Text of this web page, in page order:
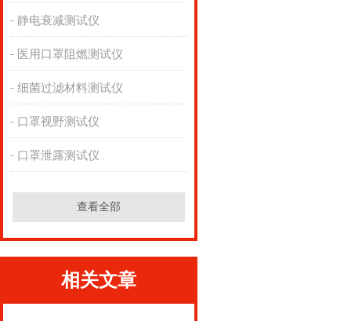
静电衰减测试仪
医用口罩阻燃测试仪
细菌过滤材料测试仪
口罩视野测试仪
口罩泄露测试仪
查看全部
相关文章